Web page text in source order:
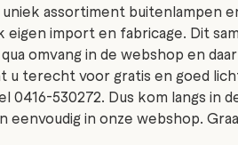
assortiment buitenlampen
import en fabricage. Dit
omvang in de webshop en
u terecht voor gratis en goed
0416-530272. Dus kom langs in
eenvoudig in onze webshop.